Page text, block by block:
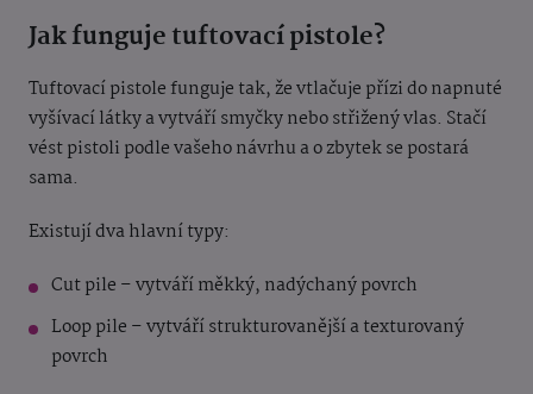
Jak funguje tuftovací pistole?
Tuftovací pistole funguje tak, že vtlačuje přízi do napnuté
vyšívací látky a vytváří smyčky nebo střižený vlas. Stačí
vést pistoli podle vašeho návrhu a o zbytek se postará
sama.
Existují dva hlavní typy:
Cut pile – vytváří měkký, nadýchaný povrch
Loop pile – vytváří strukturovanější a texturovaný
povrch